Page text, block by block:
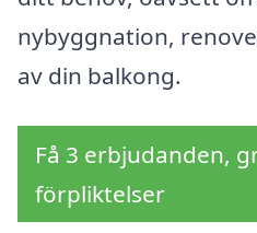
nybyggnation,
av din balkong.
Få 3 erbjudanden,
förpliktelser